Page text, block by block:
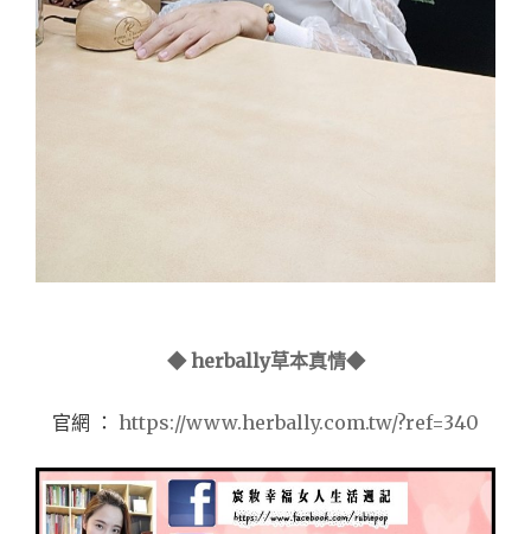
◆ herbally草本真情◆
官網 ： https://www.herbally.com.tw/?ref=340